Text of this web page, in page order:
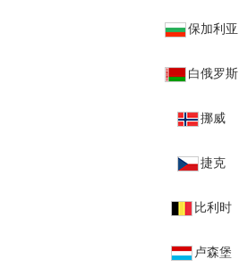
保加利亚
白俄罗斯
挪威
捷克
比利时
卢森堡